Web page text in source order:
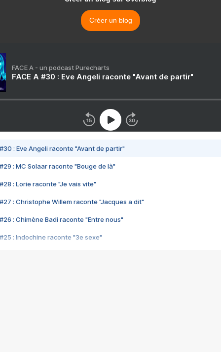
Créer un blog
FACE A - un podcast Purecharts
FACE A #30 : Eve Angeli raconte "Avant de partir"
#30 : Eve Angeli raconte "Avant de partir"
#29 : MC Solaar raconte "Bouge de là"
#28 : Lorie raconte "Je vais vite"
#27 : Christophe Willem raconte "Jacques a dit"
#26 : Chimène Badi raconte "Entre nous"
#25 : Indochine raconte "3e sexe"